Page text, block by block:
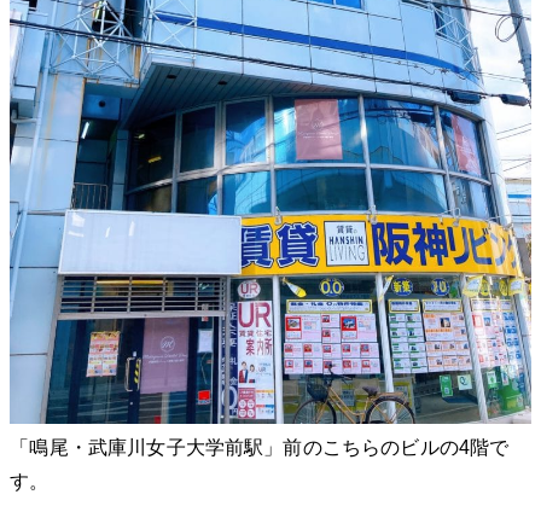
「鳴尾・武庫川女子大学前駅」前のこちらのビルの4階で
す。